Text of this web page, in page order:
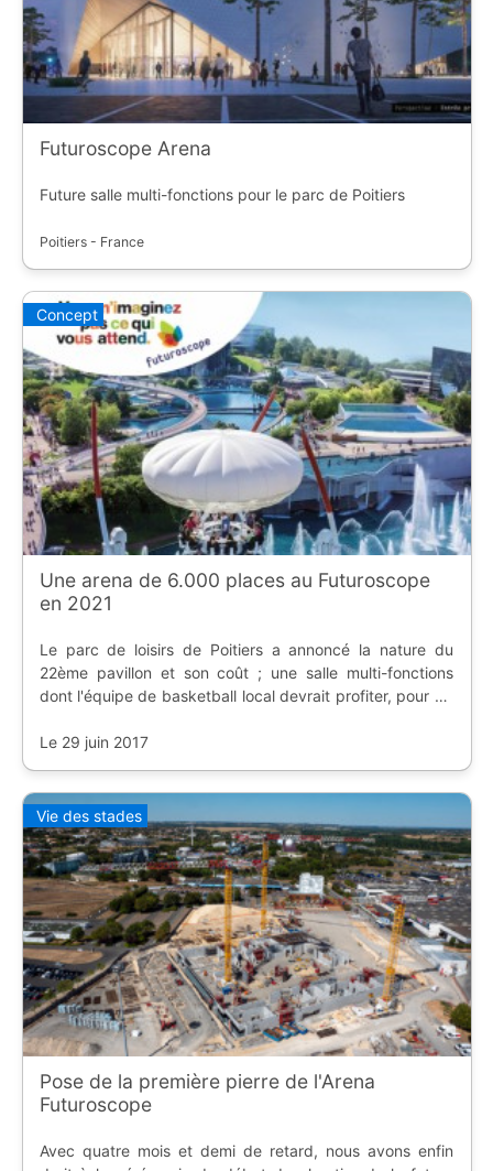
Futuroscope Arena
Future salle multi-fonctions pour le parc de Poitiers
Poitiers - France
Concept
Une arena de 6.000 places au Futuroscope
en 2021
Le parc de loisirs de Poitiers a annoncé la nature du
22ème pavillon et son coût ; une salle multi-fonctions
dont l'équipe de basketball local devrait profiter, pour 29
Le 29 juin 2017
Vie des stades
Pose de la première pierre de l'Arena
Futuroscope
Avec quatre mois et demi de retard, nous avons enfin